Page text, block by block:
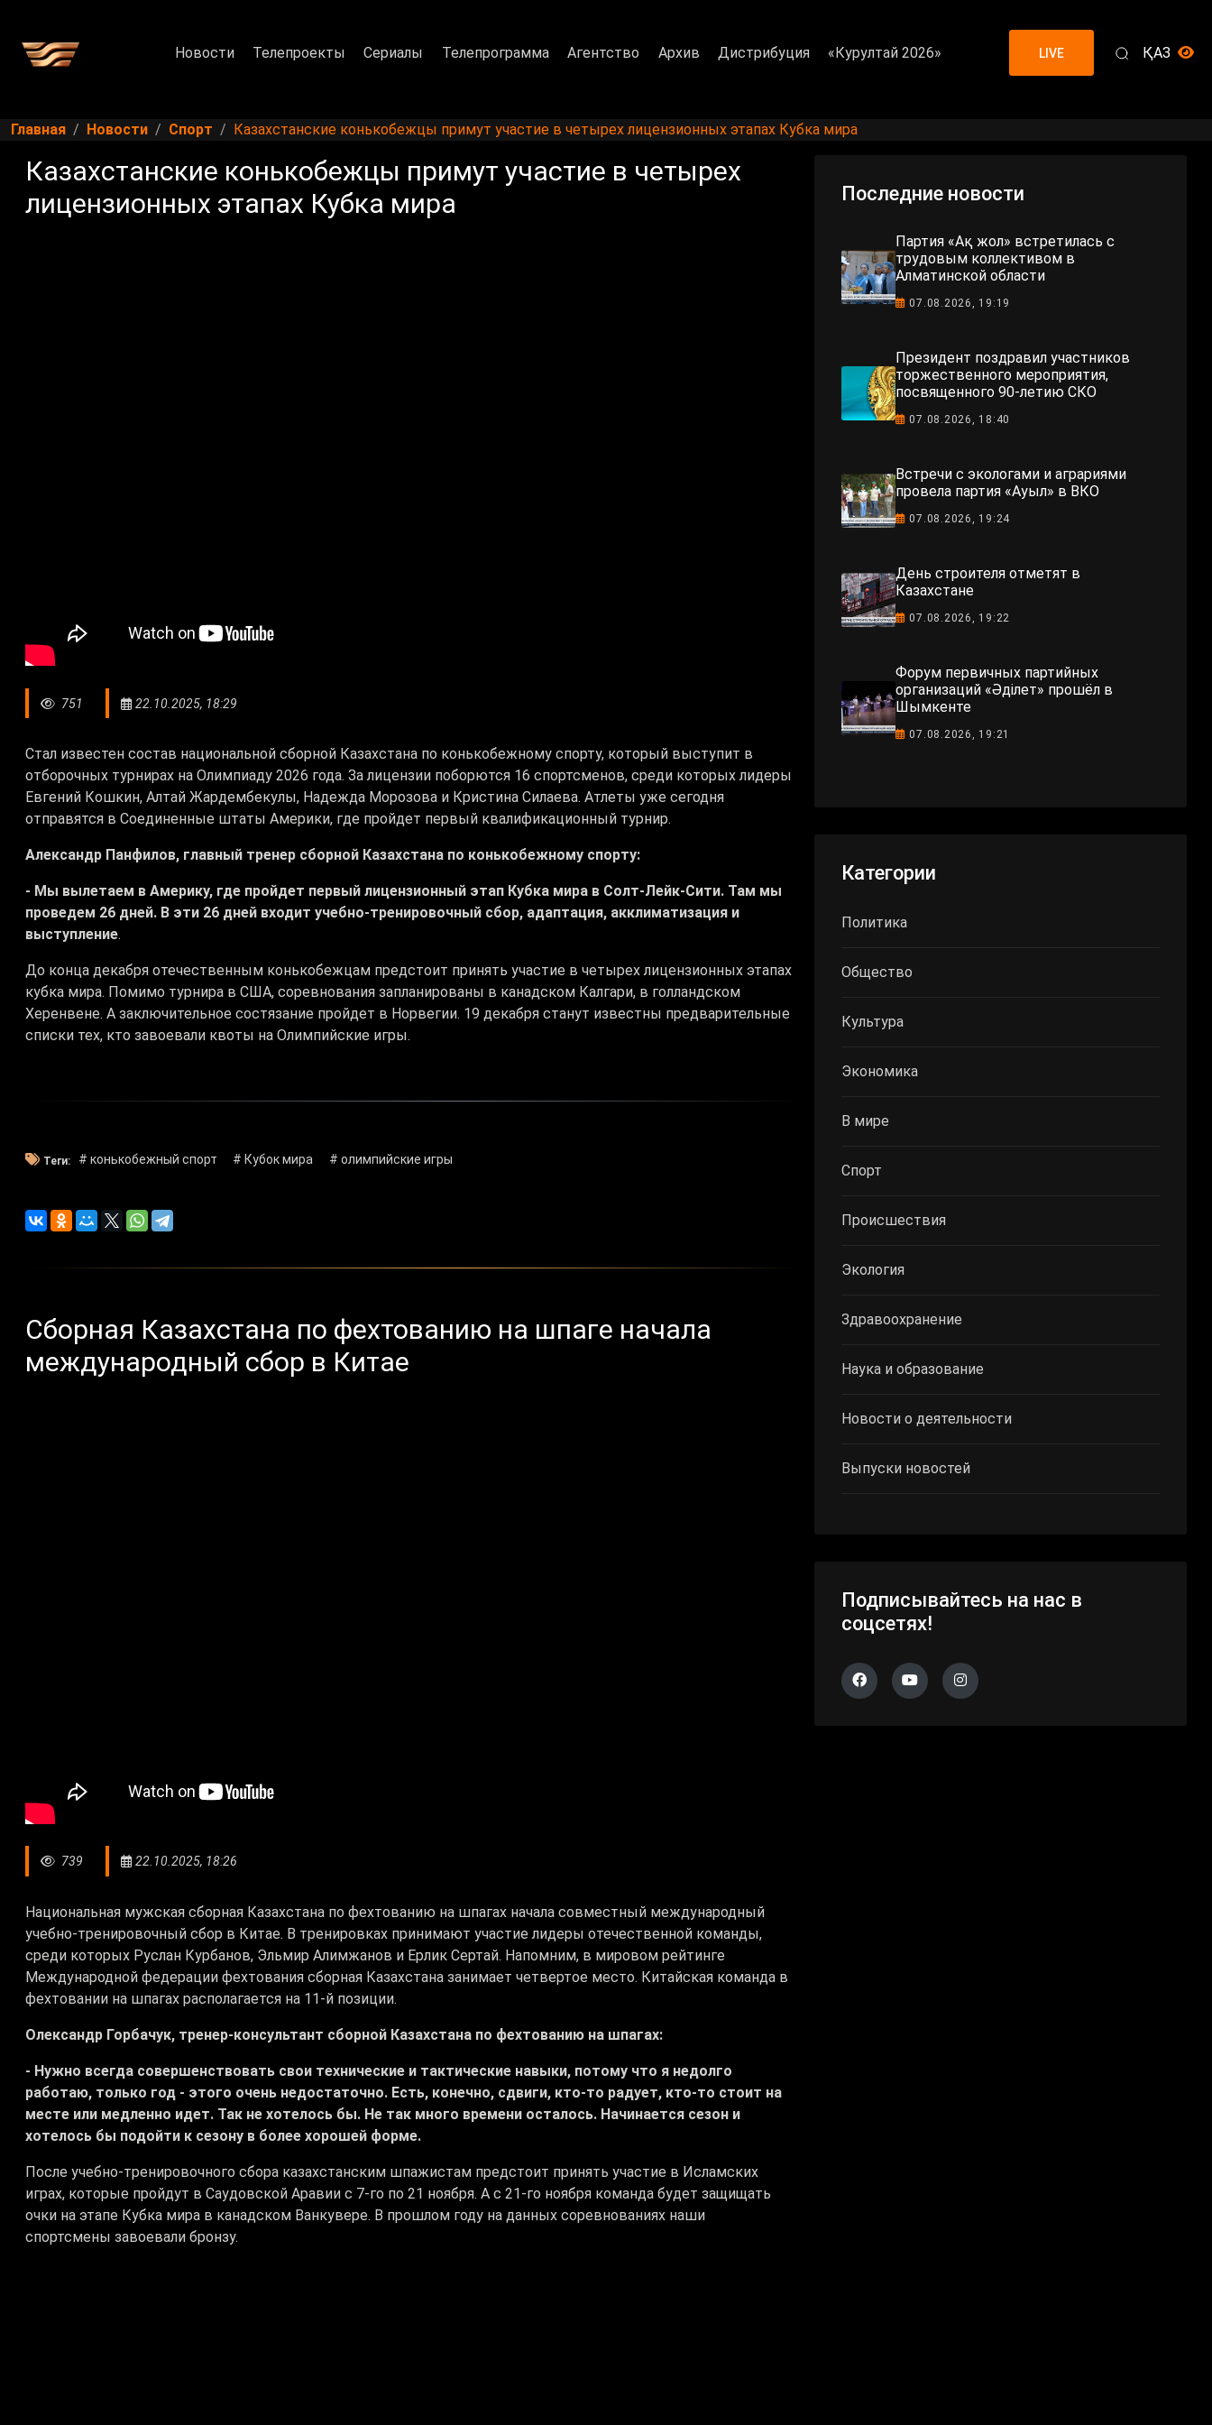
Новости Телепроекты Сериалы Телепрограмма Агентство Архив Дистрибуция «Курултай 2026» LIVE ҚАЗ
Главная Новости Спорт Казахстанские конькобежцы примут участие в четырех лицензионных этапах Кубка мира
Казахстанские конькобежцы примут участие в четырех
лицензионных этапах Кубка мира
751 22.10.2025, 18:29
Стал известен состав национальной сборной Казахстана по конькобежному спорту, который выступит в
отборочных турнирах на Олимпиаду 2026 года. За лицензии поборются 16 спортсменов, среди которых лидеры
Евгений Кошкин, Алтай Жардембекулы, Надежда Морозова и Кристина Силаева. Атлеты уже сегодня
отправятся в Соединенные штаты Америки, где пройдет первый квалификационный турнир.
Александр Панфилов, главный тренер сборной Казахстана по конькобежному спорту:
- Мы вылетаем в Америку, где пройдет первый лицензионный этап Кубка мира в Солт-Лейк-Сити. Там мы
проведем 26 дней. В эти 26 дней входит учебно-тренировочный сбор, адаптация, акклиматизация и
выступление.
До конца декабря отечественным конькобежцам предстоит принять участие в четырех лицензионных этапах
кубка мира. Помимо турнира в США, соревнования запланированы в канадском Калгари, в голландском
Херенвене. А заключительное состязание пройдет в Норвегии. 19 декабря станут известны предварительные
списки тех, кто завоевали квоты на Олимпийские игры.
Теги: # конькобежный спорт # Кубок мира # олимпийские игры
Сборная Казахстана по фехтованию на шпаге начала
международный сбор в Китае
739 22.10.2025, 18:26
Национальная мужская сборная Казахстана по фехтованию на шпагах начала совместный международный
учебно-тренировочный сбор в Китае. В тренировках принимают участие лидеры отечественной команды,
среди которых Руслан Курбанов, Эльмир Алимжанов и Ерлик Сертай. Напомним, в мировом рейтинге
Международной федерации фехтования сборная Казахстана занимает четвертое место. Китайская команда в
фехтовании на шпагах располагается на 11-й позиции.
Олександр Горбачук, тренер-консультант сборной Казахстана по фехтованию на шпагах:
- Нужно всегда совершенствовать свои технические и тактические навыки, потому что я недолго
работаю, только год - этого очень недостаточно. Есть, конечно, сдвиги, кто-то радует, кто-то стоит на
месте или медленно идет. Так не хотелось бы. Не так много времени осталось. Начинается сезон и
хотелось бы подойти к сезону в более хорошей форме.
После учебно-тренировочного сбора казахстанским шпажистам предстоит принять участие в Исламских
играх, которые пройдут в Саудовской Аравии с 7-го по 21 ноября. А с 21-го ноября команда будет защищать
очки на этапе Кубка мира в канадском Ванкувере. В прошлом году на данных соревнованиях наши
спортсмены завоевали бронзу.
Последние новости
Партия «Ақ жол» встретилась с
трудовым коллективом в
Алматинской области
07.08.2026, 19:19
Президент поздравил участников
торжественного мероприятия,
посвященного 90-летию СКО
07.08.2026, 18:40
Встречи с экологами и аграриями
провела партия «Ауыл» в ВКО
07.08.2026, 19:24
День строителя отметят в
Казахстане
07.08.2026, 19:22
Форум первичных партийных
организаций «Әділет» прошёл в
Шымкенте
07.08.2026, 19:21
Категории
Политика
Общество
Культура
Экономика
В мире
Спорт
Происшествия
Экология
Здравоохранение
Наука и образование
Новости о деятельности
Выпуски новостей
Подписывайтесь на нас в
соцсетях!